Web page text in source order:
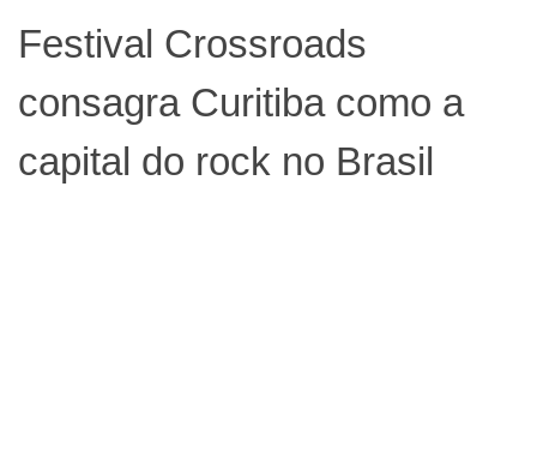
Festival Crossroads
consagra Curitiba como a
capital do rock no Brasil